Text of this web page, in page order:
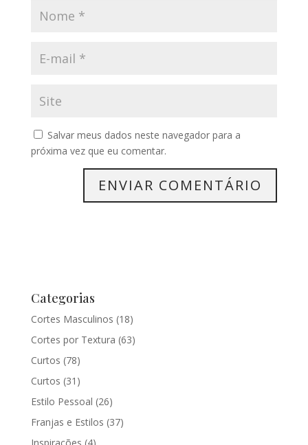
Salvar meus dados neste navegador para a
próxima vez que eu comentar.
Categorias
Cortes Masculinos (18)
Cortes por Textura (63)
Curtos (78)
Curtos (31)
Estilo Pessoal (26)
Franjas e Estilos (37)